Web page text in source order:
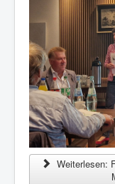
Aktivitäten
Internes
Weblinks
Kontakt
Weiterlesen: